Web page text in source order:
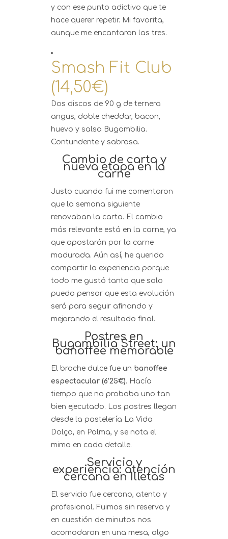
y con ese punto adictivo que te
hace querer repetir. Mi favorita,
aunque me encantaron las tres.
Smash Fit Club
(14,50€)
Dos discos de 90 g de ternera
angus, doble cheddar, bacon,
huevo y salsa Bugambilia.
Contundente y sabrosa.
Cambio de carta y
nueva etapa en la
carne
Justo cuando fui me comentaron
que la semana siguiente
renovaban la carta. El cambio
más relevante está en la carne, ya
que apostarán por la carne
madurada. Aún así, he querido
compartir la experiencia porque
todo me gustó tanto que solo
puedo pensar que esta evolución
será para seguir afinando y
mejorando el resultado final.
Postres en
Bugambilia Street: un
banoffee memorable
El broche dulce fue un banoffee
espectacular (6’25€). Hacía
tiempo que no probaba uno tan
bien ejecutado. Los postres llegan
desde la pastelería La Vida
Dolça, en Palma, y se nota el
mimo en cada detalle.
Servicio y
experiencia: atención
cercana en Illetas
El servicio fue cercano, atento y
profesional. Fuimos sin reserva y
en cuestión de minutos nos
acomodaron en una mesa, algo